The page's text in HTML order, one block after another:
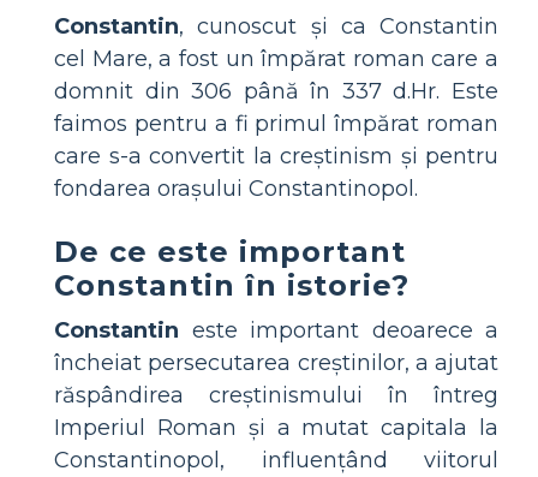
Constantin, cunoscut și ca Constantin
cel Mare, a fost un împărat roman care a
domnit din 306 până în 337 d.Hr. Este
faimos pentru a fi primul împărat roman
care s-a convertit la creștinism și pentru
fondarea orașului Constantinopol.
De ce este important
Constantin în istorie?
Constantin este important deoarece a
încheiat persecutarea creștinilor, a ajutat
răspândirea creștinismului în întreg
Imperiul Roman și a mutat capitala la
Constantinopol, influențând viitorul